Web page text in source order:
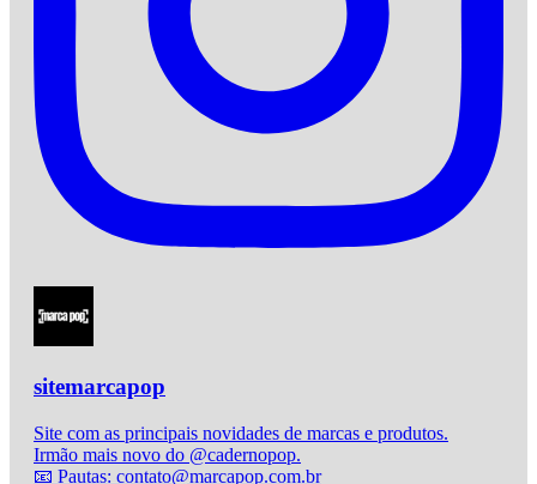
sitemarcapop
Site com as principais novidades de marcas e produtos.
Irmão mais novo do @cadernopop.
📧 Pautas: contato@marcapop.com.br